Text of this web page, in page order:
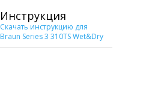
Инструкция
Скачать инструкцию для
Braun Series 3 310TS Wet&Dry